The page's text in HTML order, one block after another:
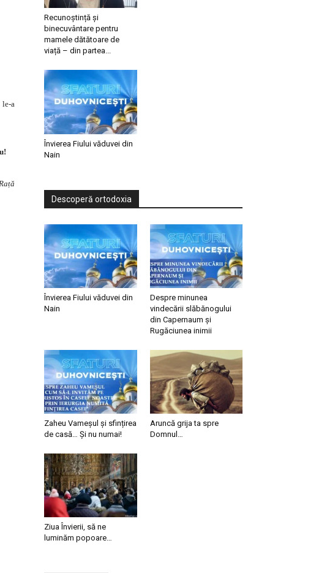
le-a
Recunoștință și
binecuvântare pentru
mamele dătătoare de
viață – din partea...
Învierea Fiului văduvei din
Nain
Descoperă ortodoxia
Învierea Fiului văduvei din
Nain
Despre minunea
vindecării slăbănogului
din Capernaum și
Rugăciunea inimii
Zaheu Vameșul și sfințirea
de casă… Și nu numai!
Aruncă grija ta spre
Domnul…
Ziua Învierii, să ne
luminăm popoare…